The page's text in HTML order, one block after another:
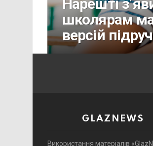
Нарешті
школярам
версій
GLAZNEWS
Використання матеріалів